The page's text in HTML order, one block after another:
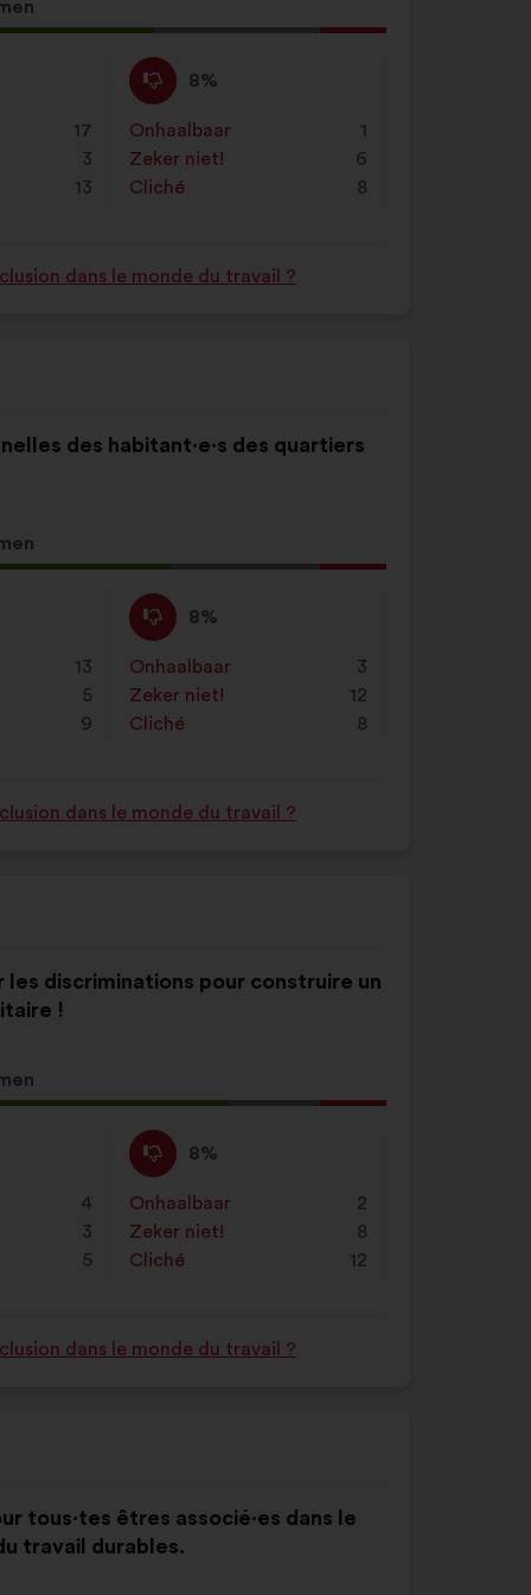
en
klik
op
"Zoeken"
17
3
13
Niet
mee
eens
:
8%
Dit
voorstel
is
gekwalificeerd
als:
Onhaalbaar
: 1
keer
Zeker niet!
: 6
keer
Cliché
: 8
keer
dans le monde du travail ?
des habitant·e·s des quartiers
13
5
9
Niet
mee
eens
:
8%
Dit
voorstel
is
gekwalificeerd
als:
Onhaalbaar
: 3
keer
Zeker niet!
: 12
keer
Cliché
: 8
keer
dans le monde du travail ?
discriminations pour construire un
!
4
3
5
Niet
mee
eens
:
8%
Dit
voorstel
is
gekwalificeerd
als:
Onhaalbaar
: 2
keer
Zeker niet!
: 8
keer
Cliché
: 12
keer
dans le monde du travail ?
tous·tes êtres associé·es dans le
travail durables.